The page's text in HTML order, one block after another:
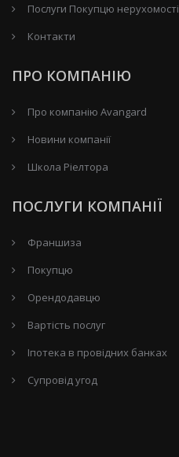
Послуги Покупцю нерухомості
Контакти
ПРО КОМПАНІЮ
Про компанію Avangard
Новини компанії
Школа Ріелтора
ПОСЛУГИ КОМПАНІЇ
Франшиза
Покупцю
Орендодавцю
Вартість послуг
Іпотека в провідних банках
Супровід угод